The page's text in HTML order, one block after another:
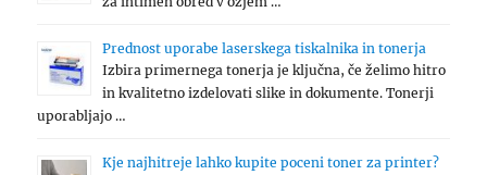
Prednost uporabe laserskega tiskalnika in tonerja
Izbira primernega tonerja je ključna, če želimo hitro
in kvalitetno izdelovati slike in dokumente. Tonerji
uporabljajo …
Kje najhitreje lahko kupite poceni toner za printer?